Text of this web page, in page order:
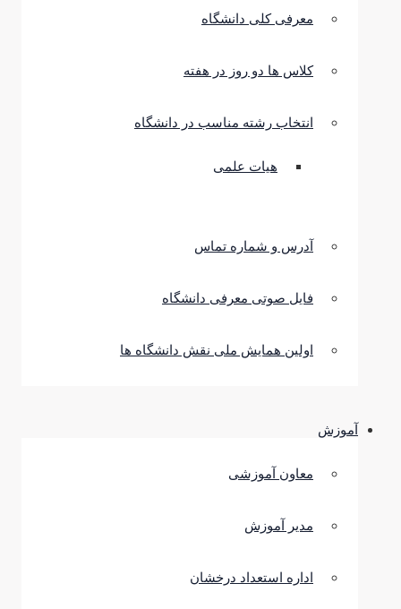
معرفی کلی دانشگاه
کلاس ها دو روز در هفته
انتخاب رشته مناسب در دانشگاه
هیات علمی
آدرس و شماره تماس
فایل صوتی معرفی دانشگاه
اولین همایش ملی نقش دانشگاه ها
آموزش
معاون آموزشی
مدیر آموزش
اداره استعداد درخشان